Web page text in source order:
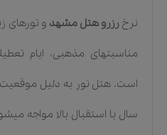
نرخرزرو هتل مشهد و تورهای
مناسبتهای مذهبی، ایام
است. هتل نور به دلیل موقعیت
سال با استقبال بالا مواجه